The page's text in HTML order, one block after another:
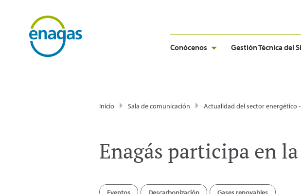
Conócenos Gestión Técnica del
Inicio Sala de comunicación Actualidad del sector energético -
Enagás participa en